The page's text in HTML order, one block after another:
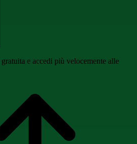
e accedi più velocemente alle